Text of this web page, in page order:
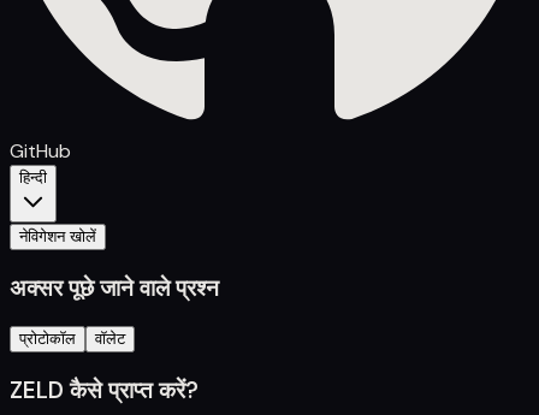
GitHub
हिन्दी
नेविगेशन खोलें
अक्सर पूछे जाने वाले प्रश्न
प्रोटोकॉल वॉलेट
ZELD कैसे प्राप्त करें?